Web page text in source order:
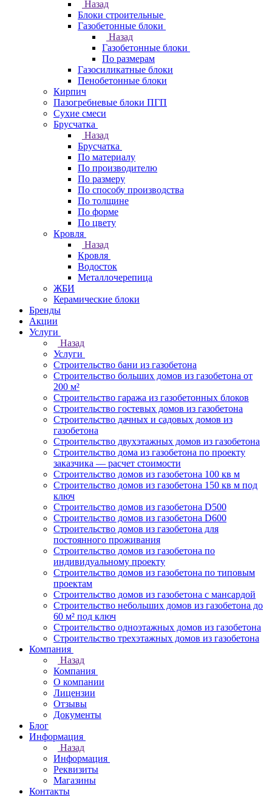
Назад
Блоки строительные
Газобетонные блоки
Назад
Газобетонные блоки
По размерам
Газосиликатные блоки
Пенобетонные блоки
Кирпич
Пазогребневые блоки ПГП
Сухие смеси
Брусчатка
Назад
Брусчатка
По материалу
По производителю
По размеру
По способу производства
По толщине
По форме
По цвету
Кровля
Назад
Кровля
Водосток
Металлочерепица
ЖБИ
Керамические блоки
Бренды
Акции
Услуги
Назад
Услуги
Строительство бани из газобетона
Строительство больших домов из газобетона от
200 м²
Строительство гаража из газобетонных блоков
Строительство гостевых домов из газобетона
Строительство дачных и садовых домов из
газобетона
Строительство двухэтажных домов из газобетона
Строительство дома из газобетона по проекту
заказчика — расчет стоимости
Строительство домов из газобетона 100 кв м
Строительство домов из газобетона 150 кв м под
ключ
Строительство домов из газобетона D500
Строительство домов из газобетона D600
Строительство домов из газобетона для
постоянного проживания
Строительство домов из газобетона по
индивидуальному проекту
Строительство домов из газобетона по типовым
проектам
Строительство домов из газобетона с мансардой
Строительство небольших домов из газобетона до
60 м² под ключ
Строительство одноэтажных домов из газобетона
Строительство трехэтажных домов из газобетона
Компания
Назад
Компания
О компании
Лицензии
Отзывы
Документы
Блог
Информация
Назад
Информация
Реквизиты
Магазины
Контакты